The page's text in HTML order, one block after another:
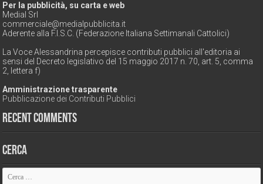
Per la pubblicità, su carta e web
Medial Srl
commerciale@medialpubblicita.it
Aderente alla F.I.S.C. (Federazione Italiana Settimanali Cattolici)
La Voce Alessandrina percepisce contributi pubblici all'editoria ai
sensi del Decreto legislativo del 15 maggio 2017 n. 70, art. 5, comma
2, lettera f)
Amministrazione trasparente
Pubblicazione dei Contributi Pubblici
Recent Comments
Cerca